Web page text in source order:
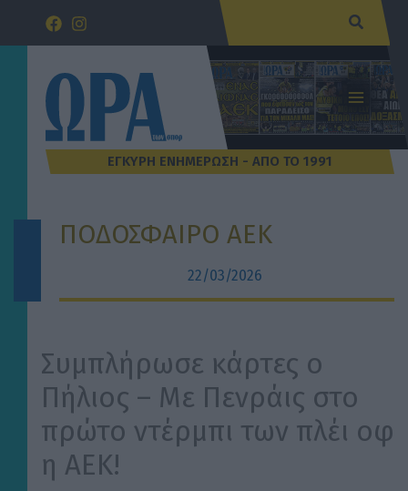
Μετάβαση
ΠΟΔΟΣΦΑΙΡΟ ΑΕΚ
22/03/2026
Συμπλήρωσε κάρτες ο
Πήλιος – Με Πενράις στο
πρώτο ντέρμπι των πλέι οφ
η ΑΕΚ!